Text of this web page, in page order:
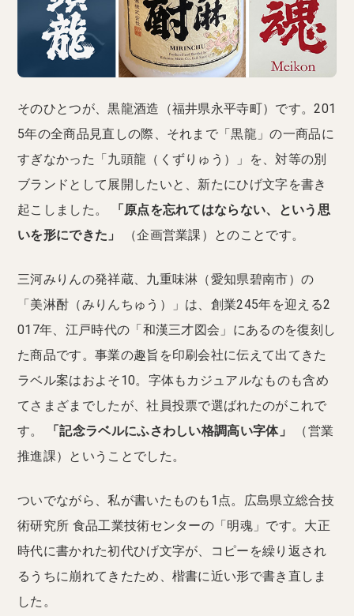
そのひとつが、黒龍酒造（福井県永平寺町）です。201
5年の全商品見直しの際、それまで「黒龍」の一商品に
すぎなかった「九頭龍（くずりゅう）」を、対等の別
ブランドとして展開したいと、新たにひげ文字を書き
起こしました。
「原点を忘れてはならない、という思
いを形にできた」
（企画営業課）とのことです。
三河みりんの発祥蔵、九重味淋（愛知県碧南市）の
「美淋酎（みりんちゅう）」は、創業245年を迎える2
017年、江戸時代の「和漢三才図会」にあるのを復刻し
た商品です。事業の趣旨を印刷会社に伝えて出てきた
ラベル案はおよそ10。字体もカジュアルなものも含め
てさまざまでしたが、社員投票で選ばれたのがこれで
す。
「記念ラベルにふさわしい格調高い字体」
（営業
推進課）ということでした。
ついでながら、私が書いたものも1点。広島県立総合技
術研究所 食品工業技術センターの「明魂」です。大正
時代に書かれた初代ひげ文字が、コピーを繰り返され
るうちに崩れてきたため、楷書に近い形で書き直しま
した。